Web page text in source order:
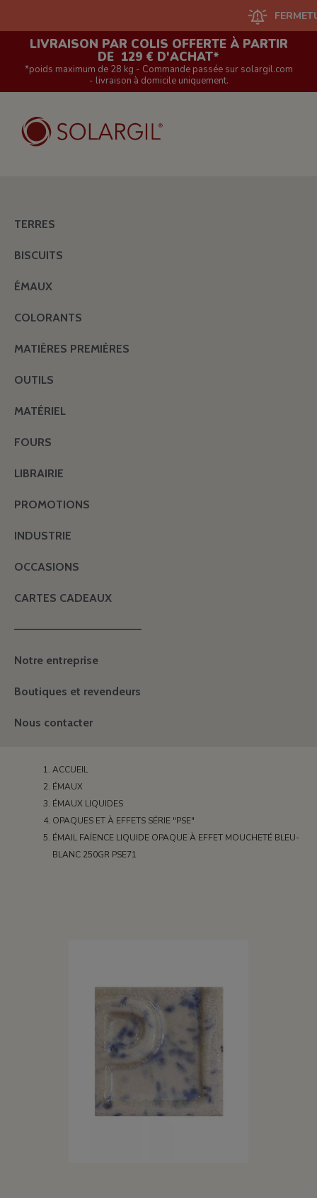
FERMETURE
LIVRAISON PAR COLIS OFFERTE À PARTIR
DE 129 € D'ACHAT*
*poids maximum de 28 kg - Commande passée sur solargil.com
- livraison à domicile uniquement.
TERRES
BISCUITS
ÉMAUX
COLORANTS
MATIÈRES PREMIÈRES
OUTILS
MATÉRIEL
FOURS
LIBRAIRIE
PROMOTIONS
INDUSTRIE
OCCASIONS
CARTES CADEAUX
———————————————
Notre entreprise
Boutiques et revendeurs
Nous contacter
ACCUEIL
ÉMAUX
ÉMAUX LIQUIDES
OPAQUES ET À EFFETS SÉRIE "PSE"
ÉMAIL FAÏENCE LIQUIDE OPAQUE À EFFET MOUCHETÉ BLEU-
BLANC 250GR PSE71